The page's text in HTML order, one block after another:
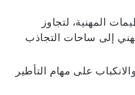
المهنية، لتجاوز
إلى ساحات التجاذب
على مهام التأطير